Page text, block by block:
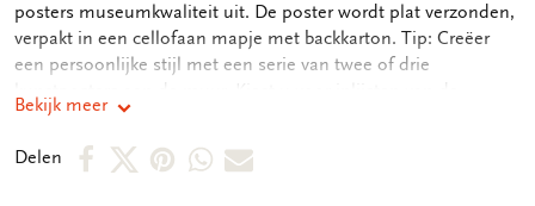
posters museumkwaliteit uit. De poster wordt plat verzonden,
verpakt in een cellofaan mapje met backkarton. Tip: Creëer
een persoonlijke stijl met een serie van twee of drie
kunstposters aan de muur. Kiest u voor inlijsten van de
posters, neem dan lijsten in dezelfde kleur om eenheid te
bewaren. Afmeting 30 x 40 cm 250 grms papier Mat-
gelamineerd
Bekijk meer
Delen
DeelDeelDeelDeelDeel